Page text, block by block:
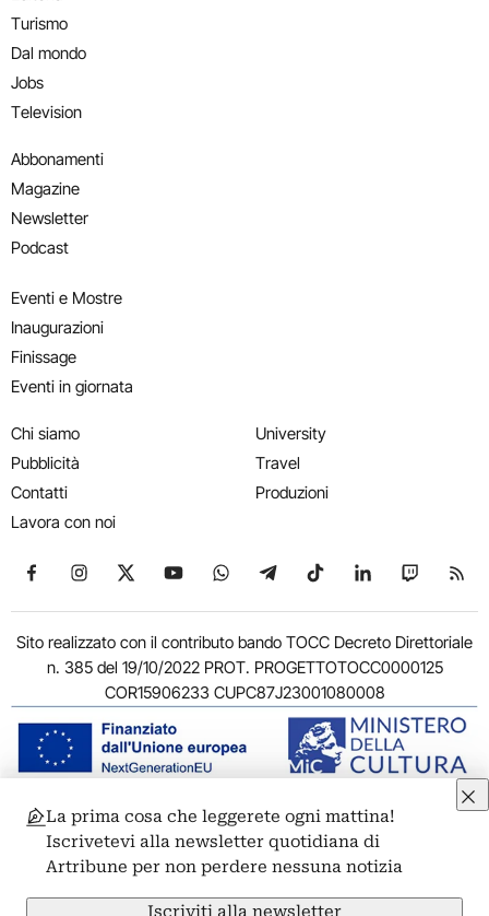
Turismo
Dal mondo
Jobs
Television
Abbonamenti
Magazine
Newsletter
Podcast
Eventi e Mostre
Inaugurazioni
Finissage
Eventi in giornata
Chi siamo
Pubblicità
Contatti
Lavora con noi
University
Travel
Produzioni
Seguici su Facebook
Seguici su Instagram
Seguici su X
Seguici su YouTube
Seguici su WhatsApp
Seguici su Telegram
Seguici su TikTok
Seguici su
Seguici
Sito realizzato con il contributo bando TOCC Decreto Direttoriale
n. 385 del 19/10/2022 PROT. PROGETTOTOCC0000125
COR15906233 CUPC87J23001080008
© 2011-2026 ARTRIBUNE srl – Corso Vittorio Emanuele II, 287 –
00186 Roma - P.I. 11381581005
Privacy: Responsabile della protezione dei dati personali
ARTRIBUNE srl – Corso Vittorio Emanuele II, 287 – 00186 Roma
La prima cosa che leggerete ogni mattina!
Iscrivetevi alla newsletter quotidiana di
Artribune per non perdere nessuna notizia
Iscriviti alla newsletter